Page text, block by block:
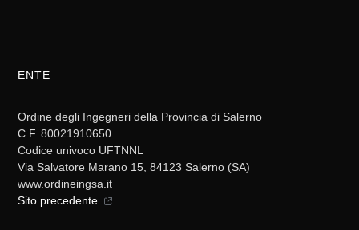
ENTE
Ordine degli Ingegneri della Provincia di Salerno
C.F. 80021910650
Codice univoco UFTNNL
Via Salvatore Marano 15, 84123 Salerno (SA)
www.ordineingsa.it
Sito precedente